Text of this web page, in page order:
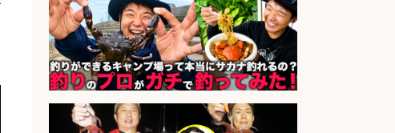
レジ打ち/日払いOK/おさかなの三枚
おろし/新潟県/小千谷市
会社名 株式会社G&G